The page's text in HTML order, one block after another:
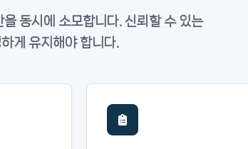
동시에 소모합니다. 신뢰할 수 있는
게 유지해야 합니다.